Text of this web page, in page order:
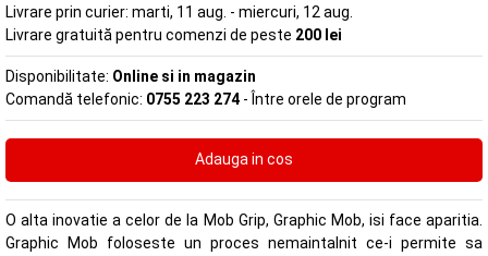
Livrare prin curier: marti, 11 aug. - miercuri, 12 aug.
Livrare gratuită pentru comenzi de peste 200 lei
Disponibilitate: Online si in magazin
Comandă telefonic: 0755 223 274 - Între orele de program
O alta inovatie a celor de la Mob Grip, Graphic Mob, isi face aparitia.
Graphic Mob foloseste un proces nemaintalnit ce-i permite sa